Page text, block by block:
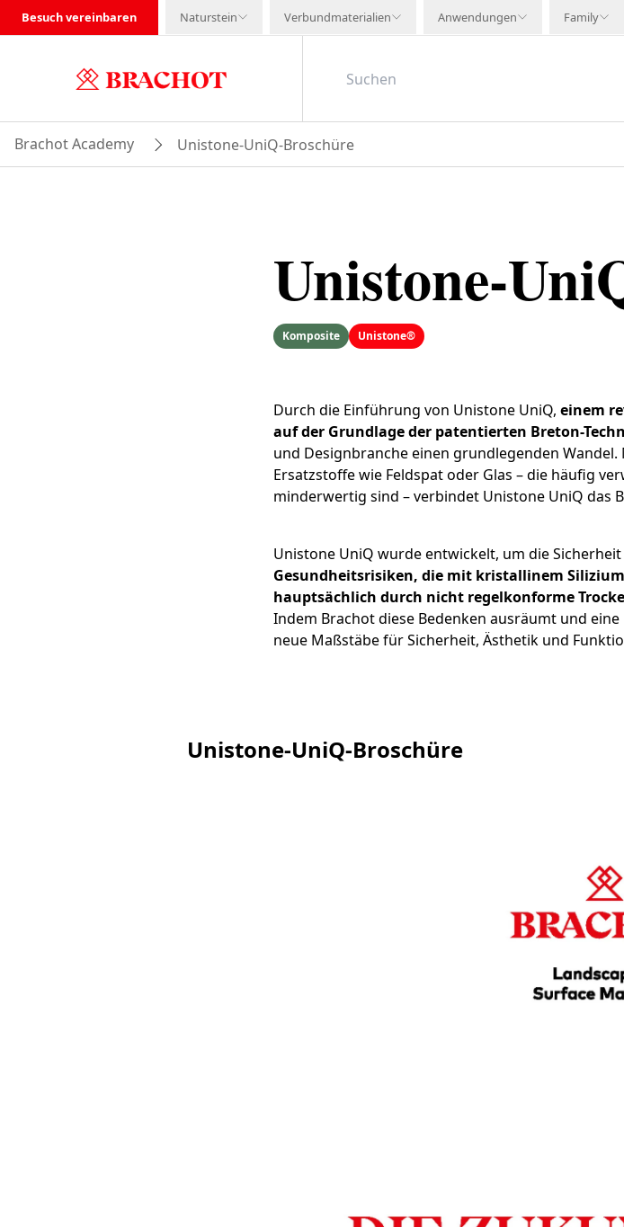
Besuch vereinbaren Naturstein Verbundmaterialien Anwendungen Family
Brachot Academy Unistone-UniQ-Broschüre
Unistone-
Komposite Unistone®
Durch die Einführung von Unistone UniQ, einem
auf der Grundlage der patentierten Breton-
und Designbranche einen grundlegenden
Ersatzstoffe wie Feldspat oder Glas – die häufig
minderwertig sind – verbindet Unistone UniQ das
Unistone UniQ wurde entwickelt, um die
Gesundheitsrisiken, die mit kristallinem
hauptsächlich durch nicht regelkonforme
Indem Brachot diese Bedenken ausräumt und
neue Maßstäbe für Sicherheit, Ästhetik und
Unistone-UniQ-Broschüre